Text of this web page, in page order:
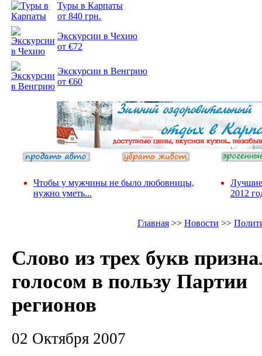
Туры в Карпаты
от 840 грн.
Экскурсии в Чехию
от €72
Экскурсии в Венгрию
от €60
Чтобы у мужчины не было любовницы,
нужно уметь...
Лучшие
2012
Главная >> Новости >>
Слово из трех букв
голосом в пользу Партии
регионов
02 Октября 2007